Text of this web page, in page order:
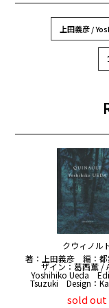
上田義彦 /
クウィノル
著：上田義彦 編：
ザイン：葛西薫 /
Yoshihiko Ueda
Tsuzuki Design：
sold out